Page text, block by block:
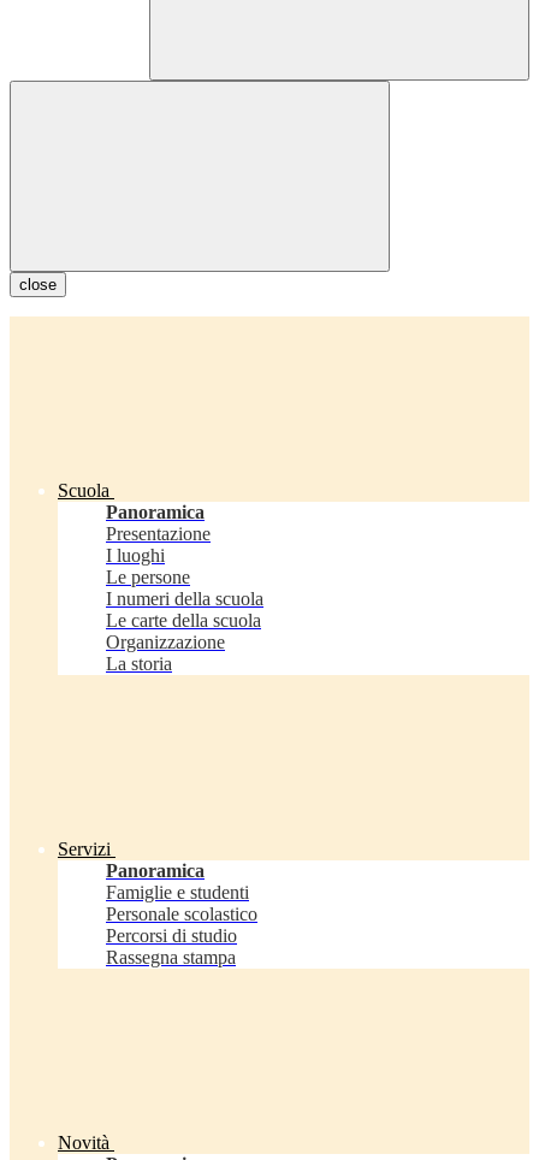
close
Scuola
Panoramica
Presentazione
I luoghi
Le persone
I numeri della scuola
Le carte della scuola
Organizzazione
La storia
Servizi
Panoramica
Famiglie e studenti
Personale scolastico
Percorsi di studio
Rassegna stampa
Novità